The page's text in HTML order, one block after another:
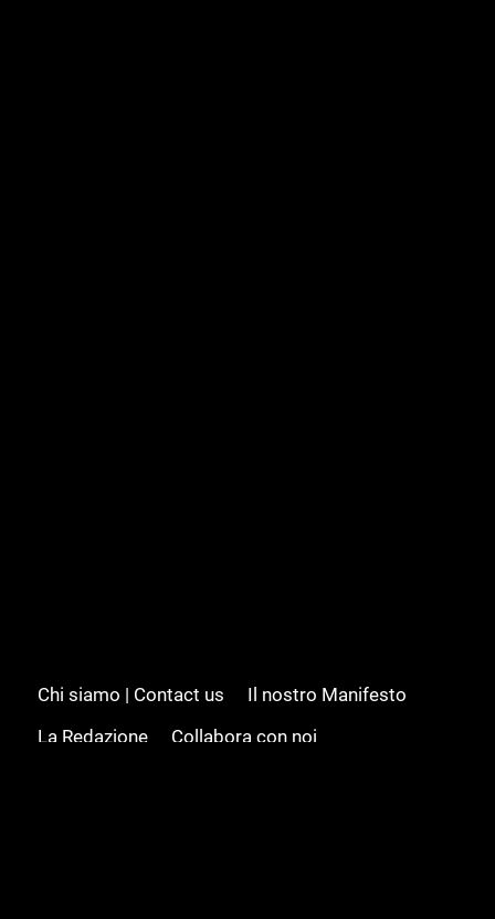
Chi siamo | Contact us
Il nostro Manifesto
La Redazione
Collabora con noi